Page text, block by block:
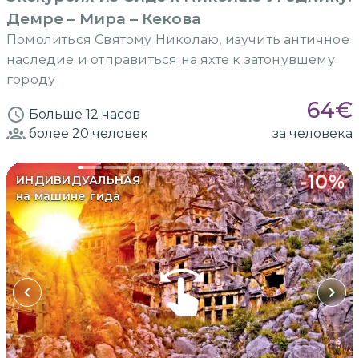
Демре – Мира – Кекова
Помолиться Святому Николаю, изучить античное
наследие и отправиться на яхте к затонувшему
городу
Больше 12 часов 64€
более 20 человек за человека
ИНДИВИДУАЛЬНАЯ
на машине гида
-10%